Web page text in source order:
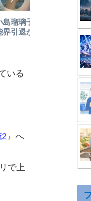
島瑠璃子 現在 結婚 相手
界引退から復帰までの真
いる
2 』へ
で上